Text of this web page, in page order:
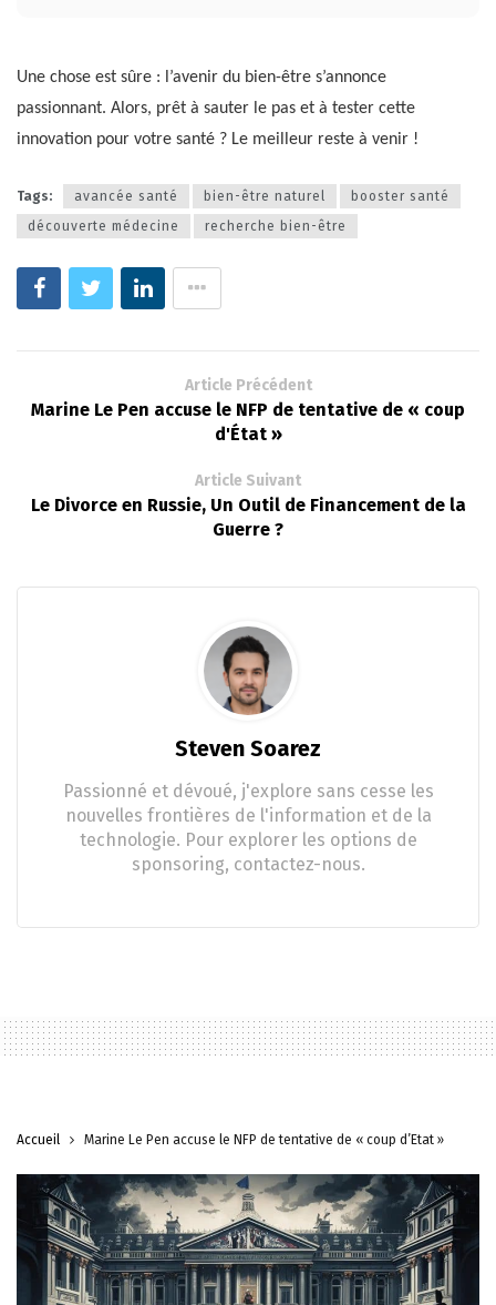
Une chose est sûre : l’avenir du bien-être s’annonce
passionnant. Alors, prêt à sauter le pas et à tester cette
innovation pour votre santé ? Le meilleur reste à venir !
Tags: avancée santé bien-être naturel
booster santé
découverte médecine
recherche bien-être
Article Précédent
Marine Le Pen accuse le NFP de tentative de « coup
d'État »
Article Suivant
Le Divorce en Russie, Un Outil de Financement de la
Guerre ?
Steven Soarez
Passionné et dévoué, j'explore sans cesse les
nouvelles frontières de l'information et de la
technologie. Pour explorer les options de
sponsoring, contactez-nous.
Accueil Marine Le Pen accuse le NFP de tentative de « coup d’État »